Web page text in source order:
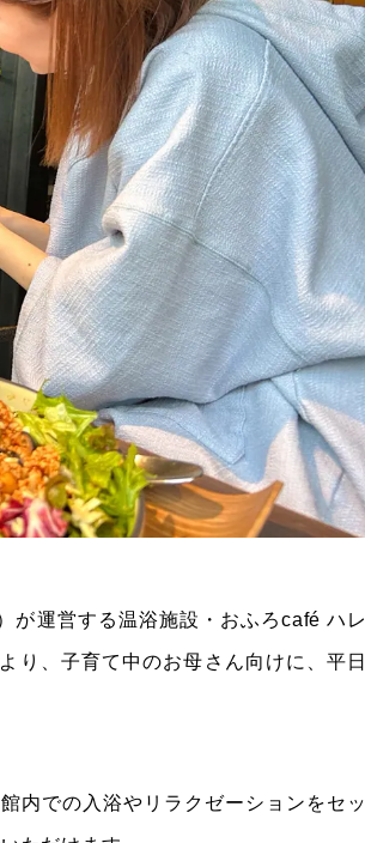
が運営する温浴施設・おふろcafé ハレ
り、子育て中のお母さん向けに、平日
内での入浴やリラクゼーションをセッ